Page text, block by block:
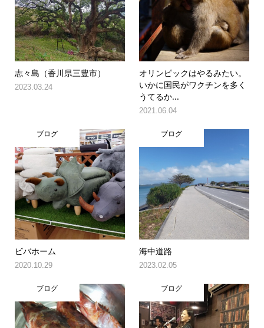
志々島（香川県三豊市）
2023.03.24
オリンピックはやるみたい。
いかに国民がワクチンを多く
うてるか...
2021.06.04
ブログ
ビバホーム
2020.10.29
ブログ
海中道路
2023.02.05
ブログ ブログ